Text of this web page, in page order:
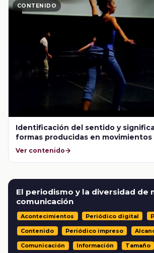
CONTENIDO
Identificación del sentido y
formas producidas en
apoyos externos
Ver contenido
El periodismo y la diversidad de
comunicación
Acontecimientos Periódico digital
Contenido Periódico impreso
Comunicación Información Tamaño